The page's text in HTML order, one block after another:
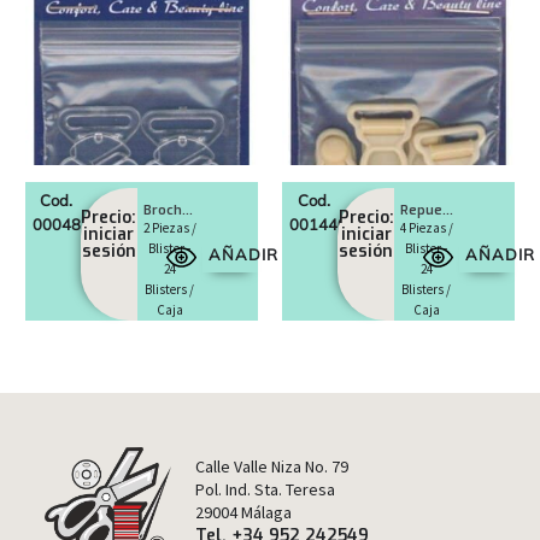
Cod.
0004824Precio:
iniciar
sesión
Broches transparentes bikini
2 Piezas /
Blister -
24
Blisters /
Caja
AÑADIR
Cod.
0014409Precio:
iniciar
sesión
Repuestos ligueros
4 Piezas /
Blister -
24
Blisters /
Caja
AÑADIR
Calle Valle Niza No. 79
Pol. Ind. Sta. Teresa
29004 Málaga